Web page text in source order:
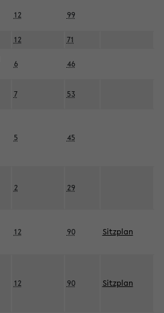
12 99
12 71
6 46
7 53
5 45
2 29
12 90 Sitzplan
12 90 Sitzplan